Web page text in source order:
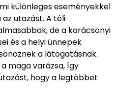
különleges eseményekkel
utazást. A téli
de a karácsonyi
és a helyi ünnepek
a látogatásnak.
maga varázsa, így
hogy a legtöbbet